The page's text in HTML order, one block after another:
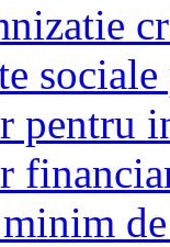
pentru